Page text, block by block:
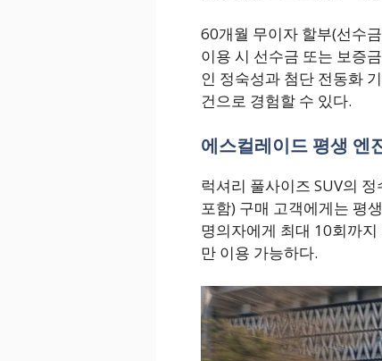
60개월 무이자 할부(선수
이용 시 선수금 또는 보증
인 정숙성과 첨단 전동화
건으로 경험할 수 있다.
에스컬레이드 평생 엔
럭셔리 풀사이즈 SUV의
포함) 구매 고객에게는 평
명의자에게 최대 10회까
만 이용 가능하다.